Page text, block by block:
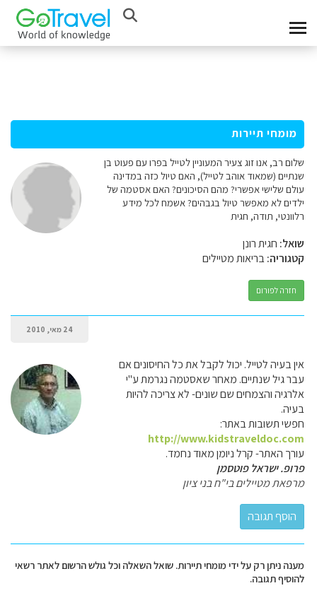
מומחי תיירות
שלום רב, אנו זוג צעיר המעוניין לטייל בפרו עם פעוט בן
שנתיים (שמאוד אוהב לטייל), האם טיול כזה במדינה
עולם שלישי אפשרי? מהם הסיכונים? האם אסטמה של
ילדים לא מאפשר טיול בגבהים? אשמח לכל מידע
רלוונטי, תודה, חגית
שואל: חגית רונן
קטגוריה:בריאות מטיילים
חזרה לפורום
24 מאי, 2010
אין בעיה לטייל. יכול לקבל את כל החיסונים אם
עבר גיל שנתיים. מאחר שאסטמה נגרמת ע"י
אלרגיה והצמחים שם שונים- לא צריכה להיות
בעיה.
חפשי תשובות באתר:
http://www.kidstraveldoc.com
עורך האתר- קרל ניומן מאוד נחמד.
פרופ. ישראל פוטסמן
מרפאת מטיילים בי"ח בני ציון
מענה ניתן רק על ידי מומחי תיירות. שואל השאלה וכל גולש הרשום לאתר רשאי
להוסיף תגובה.